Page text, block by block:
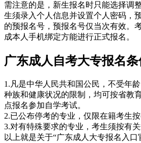
需注意的是，新生报名时只能选择调
生须录入个人信息并设置个人密码，
的预报名号，预报名号仅当次有效。
成本人手机绑定方能进行正式报名。
广东成人自考大专报名条
1.凡是中华人民共和国公民，不受年
种族和健康状况的限制，均可按省教
点报名参加自学考试。
2.已公布停考的专业，仅限在籍考生
3.对有特殊要求的专业，考生须按有关
以上就是关于“广东成人大专报名入